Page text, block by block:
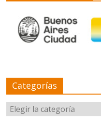
Categorías
Categorías